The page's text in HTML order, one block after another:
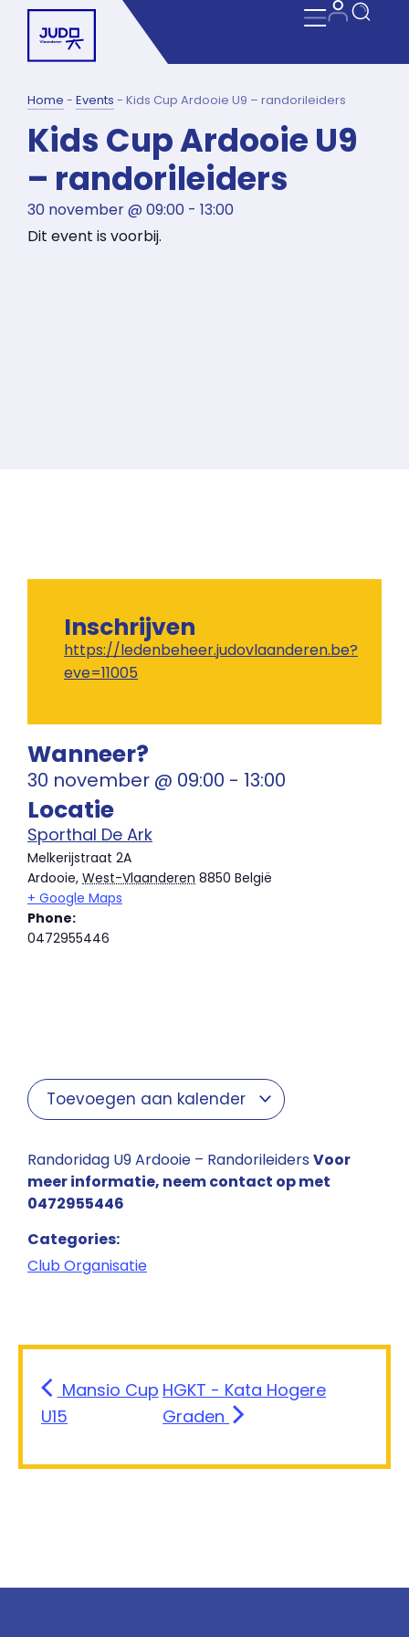
Home - Events - Kids Cup Ardooie U9 – randorileiders
Kids Cup Ardooie U9
– randorileiders
30 november@ 09:00 - 13:00
Dit event is voorbij.
Randoridag U9 Ardooie – Randorileiders Voor
meer informatie, neem contact op met
0472955446
Categories:
Club Organisatie
Inschrijven
https://ledenbeheer.judovlaanderen.be?
eve=11005
Wanneer?
30 november @ 09:00 - 13:00
Locatie
Sporthal De Ark
Melkerijstraat 2A
Ardooie, West-Vlaanderen 8850 België
+ Google Maps
Phone:
0472955446
Toevoegen aan kalender
Mansio Cup
U15
HGKT - Kata Hogere
Graden